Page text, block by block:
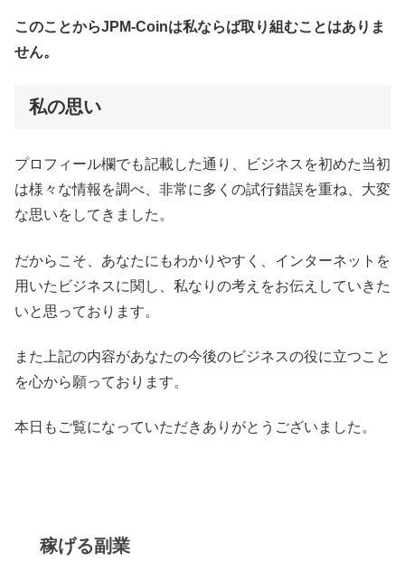
このことからJPM-Coinは私ならば取り組むことはありま
せん。
私の思い
プロフィール欄でも記載した通り、ビジネスを初めた当初
は様々な情報を調べ、非常に多くの試行錯誤を重ね、大変
な思いをしてきました。
だからこそ、あなたにもわかりやすく、インターネットを
用いたビジネスに関し、私なりの考えをお伝えしていきた
いと思っております。
また上記の内容があなたの今後のビジネスの役に立つこと
を心から願っております。
本日もご覧になっていただきありがとうございました。
稼げる副業